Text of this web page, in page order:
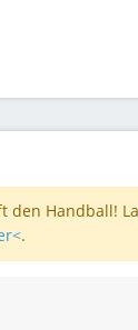
den Handball!
.